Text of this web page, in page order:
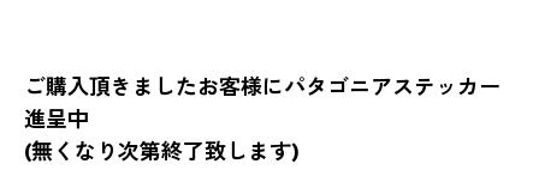
ご購入頂きましたお客様にパタゴニアステッカー
進呈中
(無くなり次第終了致します)